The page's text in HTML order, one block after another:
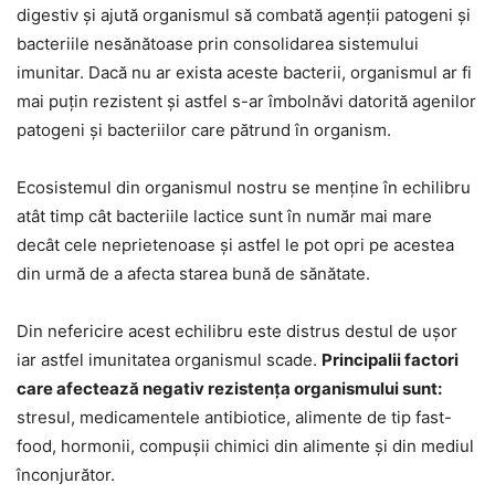
digestiv și ajută organismul să combată agenții patogeni și
bacteriile nesănătoase prin consolidarea sistemului
imunitar. Dacă nu ar exista aceste bacterii, organismul ar fi
mai puțin rezistent și astfel s-ar îmbolnăvi datorită agenilor
patogeni și bacteriilor care pătrund în organism.
Ecosistemul din organismul nostru se menține în echilibru
atât timp cât bacteriile lactice sunt în număr mai mare
decât cele neprietenoase și astfel le pot opri pe acestea
din urmă de a afecta starea bună de sănătate.
Din nefericire acest echilibru este distrus destul de ușor
iar astfel imunitatea organismul scade. Principalii factori
care afectează negativ rezistența organismului sunt:
stresul, medicamentele antibiotice, alimente de tip fast-
food, hormonii, compușii chimici din alimente și din mediul
înconjurător.